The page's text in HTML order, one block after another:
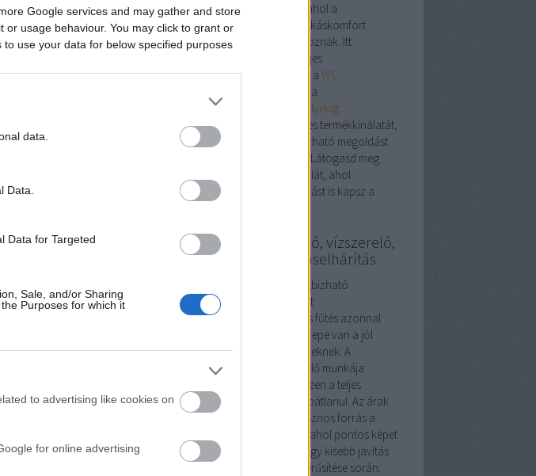
Google services and may gather and store
usage behaviour. You may click to grant or
use your data for below specified purposes
data.
Data.
Data for Targeted
Sale, and/or Sharing
Purposes for which it
to advertising like cookies on
for online advertising
hanem egy szakmai központ, ahol a
fűtéstechnikai, vízvezetéki és lakáskomfort
termékek harmonikusan találkoznak. Itt
megtalálható minden, ami a teljes
otthonfelújításhoz szükséges – a WC
, a
mosogatótálcáktól
gáztűzhelyekig.
Fedezd fel a
teljes termékkínálatát,
és találd meg a stílusos, megbízható megoldást
otthonod minden helyiségébe. Látogasd meg
weboldalát, ahol
inspirációt és szakmai támogatást is kapsz a
Gázszerelő, fűtésszerelő, vízszerelő,
fogszabályozás, duguláselhárítás
Fűtésszerelés Budapesten: megbízható
szakemberek a meleg otthonért
A hideg hónapokban egy hibás fűtés azonnal
megmutatja, milyen fontos szerepe van a jól
képzettfűtésszerelő
szakembereknek. A
vízvezeték szerelő
vízszerelő munkája
sokszor kiegészíti egymást, hiszen a teljes
rendszer csak így működhet hibátlanul. Az árak
és munkadíjak átlátásához hasznos forrás a
, ahol pontos képet
kapsz arról, mire számíthatsz egy kisebb javítás
vagy egy teljes rendszer korszerűsítése során.